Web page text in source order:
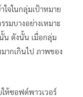
ใจในกลุ่มเป้าหมาย
รมบางอย่างเหมาะ
น ดังนั้น เมื่อกลุ่ม
ากเกินไป ภาพของ
ห้ซอฟต์พาวเวอร์